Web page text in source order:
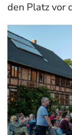
den Platz vor